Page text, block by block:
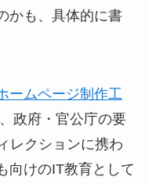
かも、具体的に書
ームページ制作工
政府・官公庁の要
レクションに携わ
向けのIT教育として